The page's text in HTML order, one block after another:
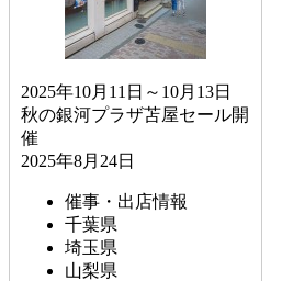
2025年10月11日～10月13日
秋の銀河プラザ苫屋セール開
催
2025年8月24日
催事・出店情報
千葉県
埼玉県
山梨県